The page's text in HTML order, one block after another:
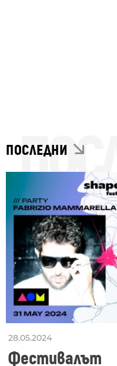
ПОСЛЕДНИ
28.05.2024
Фестивалът